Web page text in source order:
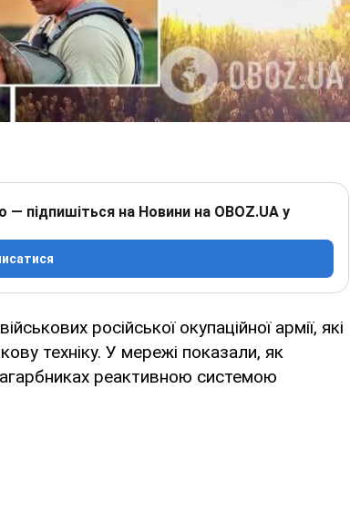
— підпишіться на Новини на OBOZ.UA у
російської окупаційної армії, які
техніку. У мережі показали, як
реактивною системою